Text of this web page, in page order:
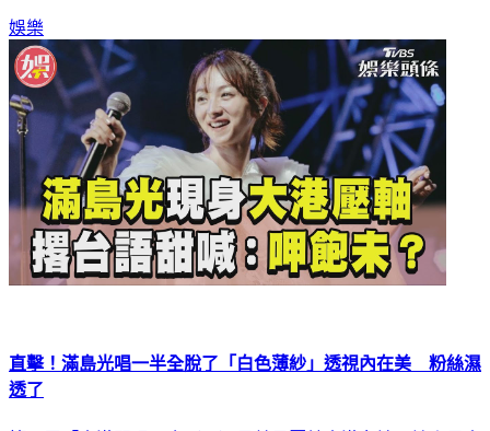
娛樂
直擊！滿島光唱一半全脫了「白色薄紗」透視內在美 粉絲濕
透了